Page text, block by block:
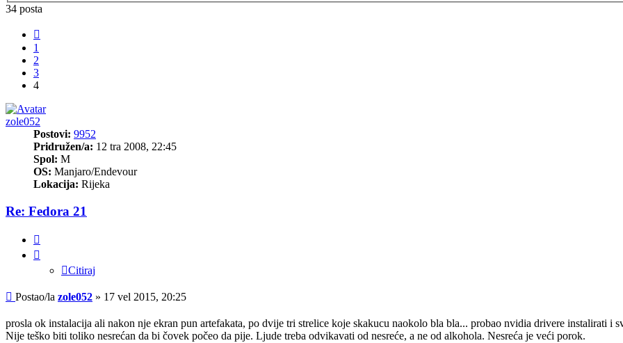
34 posta
1
2
3
4
zole052
Postovi: 9952
Pridružen/a: 12 tra 2008, 22:45
Spol: M
OS: Manjaro/Endevour
Lokacija: Rijeka
Re: Fedora 21
Citiraj
Post
Postao/la zole052 » 17 vel 2015, 20:25
prosla ok instalacija ali nakon nje ekran pun artefakata, po dvije tri strelice koje skakucu naokolo bla bla... probao nvidia drivere instalirati i
Nije teško biti toliko nesrećan da bi čovek počeo da pije. Ljude treba odvikavati od nesreće, a ne od alkohola. Nesreća je veći porok.